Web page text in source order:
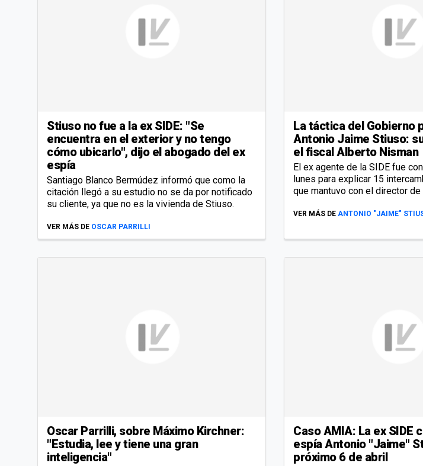
Stiuso no fue a la ex SIDE: "Se
encuentra en el exterior y no tengo
cómo ubicarlo", dijo el abogado del ex
espía
Santiago Blanco Bermúdez informó que como la
citación llegó a su estudio no se da por notificado
su cliente, ya que no es la vivienda de Stiuso.
VER MÁS DE OSCAR PARRILLI
La táctica del Gobierno
Antonio Jaime Stiuso:
el fiscal Alberto Nisman
El ex agente de la SIDE fue
lunes para explicar 15
que mantuvo con el director de
VER MÁS DE ANTONIO "JAIME"
Oscar Parrilli, sobre Máximo Kirchner:
"Estudia, lee y tiene una gran
inteligencia"
Caso AMIA: La ex SIDE
espía Antonio "Jaime"
próximo 6 de abril